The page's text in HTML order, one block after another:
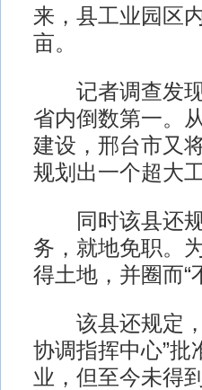
来，县工业园区
亩。
记者调查发现
省内倒数第一。
建设，邢台市又
规划出一个超大
同时该县还规
务，就地免职。
得土地，并圈而“
该县还规定，
协调指挥中心”
业，但至今未得